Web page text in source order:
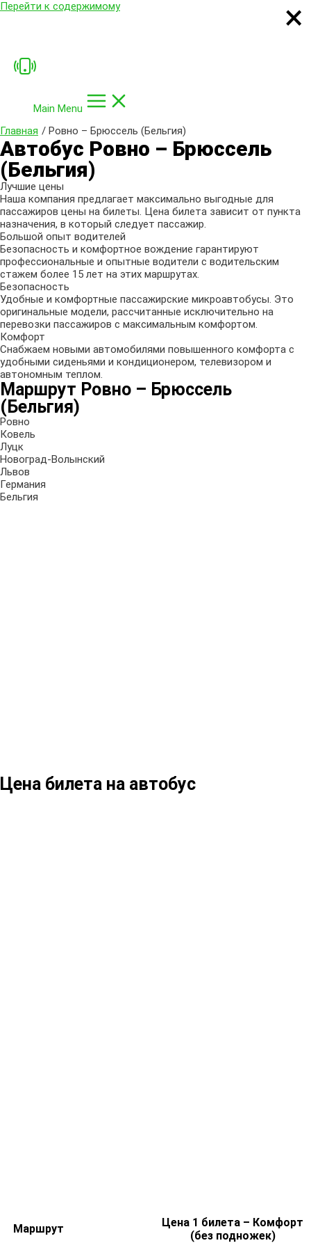
Перейти к содержимому
Main Menu
Главная
Ровно – Брюссель (Бельгия)
Автобус Ровно – Брюссель
(Бельгия)
Лучшие цены
Наша компания предлагает максимально выгодные для
пассажиров цены на билеты. Цена билета зависит от пункта
назначения, в который следует пассажир.
Большой опыт водителей
Безопасность и комфортное вождение гарантируют
профессиональные и опытные водители с водительским
стажем более 15 лет на этих маршрутах.
Безопасность
Удобные и комфортные пассажирские микроавтобусы. Это
оригинальные модели, рассчитанные исключительно на
перевозки пассажиров с максимальным комфортом.
Комфорт
Снабжаем новыми автомобилями повышенного комфорта с
удобными сиденьями и кондиционером, телевизором и
автономным теплом.
Маршрут Ровно – Брюссель
(Бельгия)
Ровно
Ковель
Луцк
Новоград-Волынский
Львов
Германия
Бельгия
Цена билета на автобус
Маршрут
Цена 1 билета – Комфорт
(без подножек)
×
×
×
×